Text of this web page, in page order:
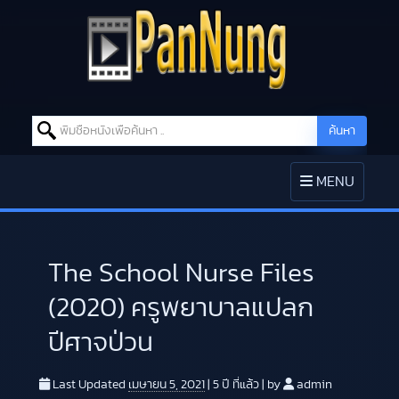
Search for: ค้นหา
TOGGLE
NAVIGATION
MENU
The School Nurse Files
(2020) ครูพยาบาลแปลก
ปีศาจป่วน
Last Updated เมษายน 5, 2021 5 ปี ที่แล้ว by admin